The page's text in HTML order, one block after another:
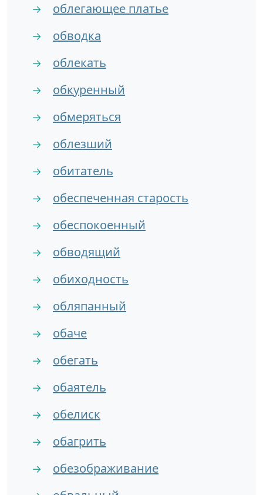
→ облегающее платье
→ обводка
→ облекать
→ обкуренный
→ обмеряться
→ облезший
→ обитатель
→ обеспеченная старость
→ обеспокоенный
→ обводящий
→ обиходность
→ обляпанный
→ обаче
→ обегать
→ обаятель
→ обелиск
→ обагрить
→ обезображивание